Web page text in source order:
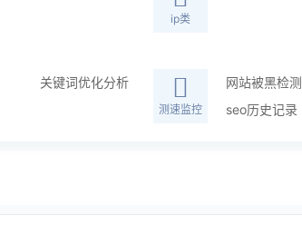
ip类
关键词优化分析
测速监控
网站被黑检测
seo历史记录